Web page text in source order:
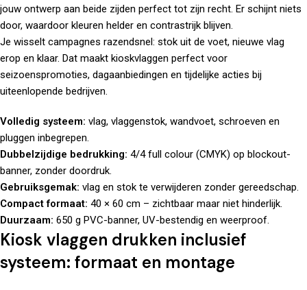
jouw ontwerp aan beide zijden perfect tot zijn recht. Er schijnt niets
door, waardoor kleuren helder en contrastrijk blijven.
Je wisselt campagnes razendsnel: stok uit de voet, nieuwe vlag
erop en klaar. Dat maakt kioskvlaggen perfect voor
seizoenspromoties, dagaanbiedingen en tijdelijke acties bij
uiteenlopende bedrijven.
Volledig systeem: vlag, vlaggenstok, wandvoet, schroeven en
pluggen inbegrepen.
Dubbelzijdige bedrukking: 4/4 full colour (CMYK) op blockout-
banner, zonder doordruk.
Gebruiksgemak: vlag en stok te verwijderen zonder gereedschap.
Compact formaat: 40 × 60 cm – zichtbaar maar niet hinderlijk.
Duurzaam: 650 g PVC-banner, UV-bestendig en weerproof.
Kiosk vlaggen drukken inclusief
systeem: formaat en montage